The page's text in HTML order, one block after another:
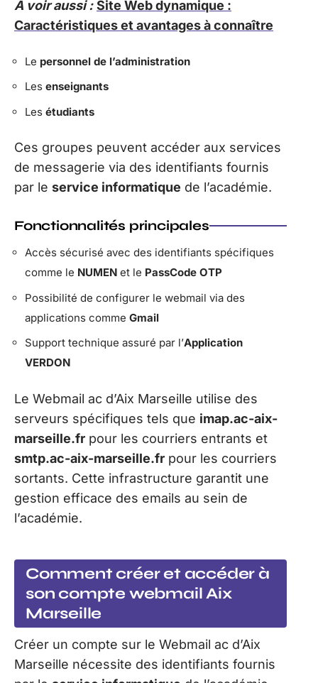
A voir aussi : Site Web dynamique :
Caractéristiques et avantages à connaître
Le personnel de l’administration
Les enseignants
Les étudiants
Ces groupes peuvent accéder aux services
de messagerie via des identifiants fournis
par le service informatique de l’académie.
Fonctionnalités principales
Accès sécurisé avec des identifiants spécifiques
comme le NUMEN et le PassCode OTP
Possibilité de configurer le webmail via des
applications comme Gmail
Support technique assuré par l’Application
VERDON
Le Webmail ac d’Aix Marseille utilise des
serveurs spécifiques tels que imap.ac-aix-
marseille.fr pour les courriers entrants et
smtp.ac-aix-marseille.fr pour les courriers
sortants. Cette infrastructure garantit une
gestion efficace des emails au sein de
l’académie.
Comment créer et accéder à
son compte webmail Aix
Marseille
Créer un compte sur le Webmail ac d’Aix
Marseille nécessite des identifiants fournis